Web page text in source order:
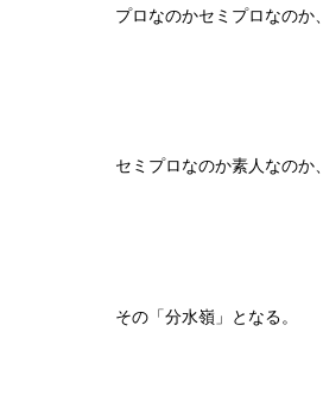
プロなのかセミプロなのか、
セミプロなのか素人なのか、
その「分水嶺」となる。